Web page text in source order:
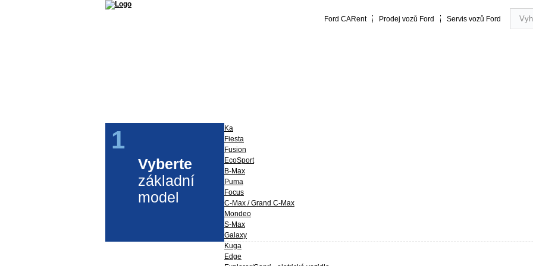
Vyberte
základní
model
1
Ka
Fiesta
Fusion
EcoSport
B-Max
Puma
Focus
C-Max / Grand C-Max
Mondeo
S-Max
Galaxy
Kuga
Edge
Ford CARent Prodej vozů Ford Servis vozů Ford